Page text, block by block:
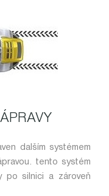
dalším systémem
tento systém
po silnici a zároveň